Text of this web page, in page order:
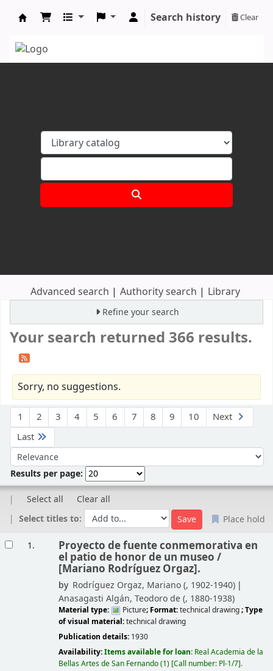
Search history Clear
Advanced search Authority search Library
Refine your search
Your search returned 366 results.
Sorry, no suggestions.
1 2 3 4 5 6 7 8 9 10
Next
Last
Sort by:
Results per page:
Select all
Clear all
Select titles to:
Place hold
1. Proyecto de fuente conmemorativa en
el patio de honor de un museo /
[Mariano Rodríguez Orgaz].
by Rodríguez Orgaz, Mariano (, 1902-1940)
Anasagasti Algán, Teodoro de (, 1880-1938)
Material type: Picture; Format:technical drawing; Type
of visual material:technical drawing
Publication details: 1930
Availability:Items available for loan: Real Academia de la
Bellas Artes de San Fernando(1) Call number: Pl-1/7 .